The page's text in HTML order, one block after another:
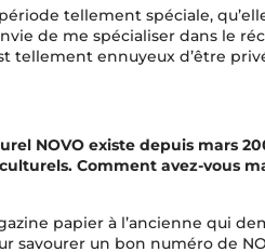
tellement spéciale,
de me spécialiser dans le
tellement ennuyeux d’être
NOVO existe depuis mars
Comment avez-vous
papier à l’ancienne qui
savourer un bon numéro de